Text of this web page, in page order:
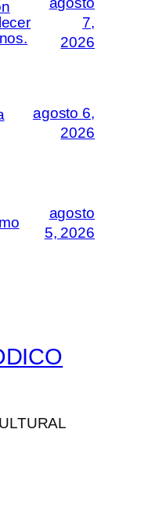
7,
2026
agosto 6,
2026
agosto
5, 2026